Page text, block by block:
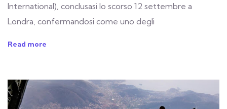
International), conclusasi lo scorso 12 settembre a
Londra, confermandosi come uno degli
Read more